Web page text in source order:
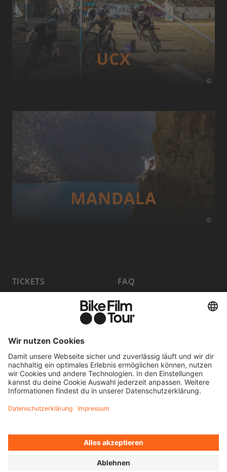
©
UCX
©
MANDALA
TICKETS
PARTNER WERDEN
FILM EINREICHEN
FAQ
MEDIA HUB
JOBS
WIDERRUF ERKLÄREN
© 2026 MOVING ADVENTURES MEDIEN GMBH